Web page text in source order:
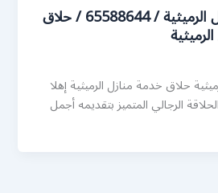
صالون رجالي متنقل الرميثية / 65588644 / حلاق
حلاق خدمة منازل الرميثية إهلا
الرجالي المتميز بتقديمه أجمل